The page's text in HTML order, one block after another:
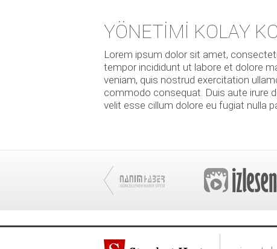
YÖNETİMİ KOLAY
Lorem ipsum dolor sit amet,
tempor incididunt ut labore et dolore
veniam, quis nostrud exercitation
commodo consequat. Duis aute irure
velit esse cillum dolore eu fugiat nulla